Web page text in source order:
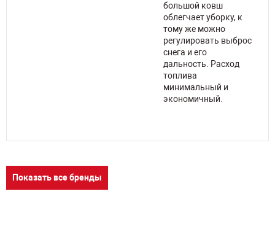
большой ковш
облегчает уборку, к
тому же можно
регулировать выброс
снега и его
дальность. Расход
топлива
минимальный и
экономичный.
Показать все бренды